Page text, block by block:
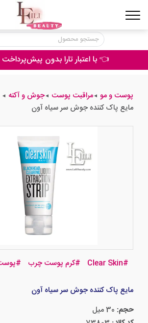
👈 با اعتبار تارا بدون
پوست و مو ◄مراقبت پوست ◄جوش و آکنه ◄
مایع پاک کننده جوش سر سیاه آون
#
Clear Skin
#کرم پوست چرب #
مایع پاک کننده جوش سر سیاه آون
حجم: 30 میل